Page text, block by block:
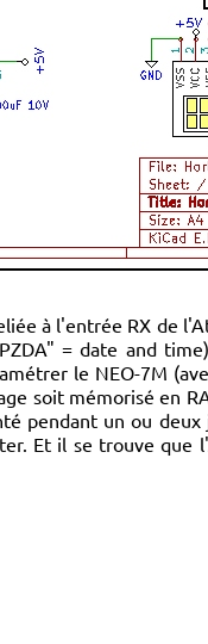
à l'entrée RX de
= date and
le NEO-7M
soit mémorisé en
pendant un ou
Et il se trouve que